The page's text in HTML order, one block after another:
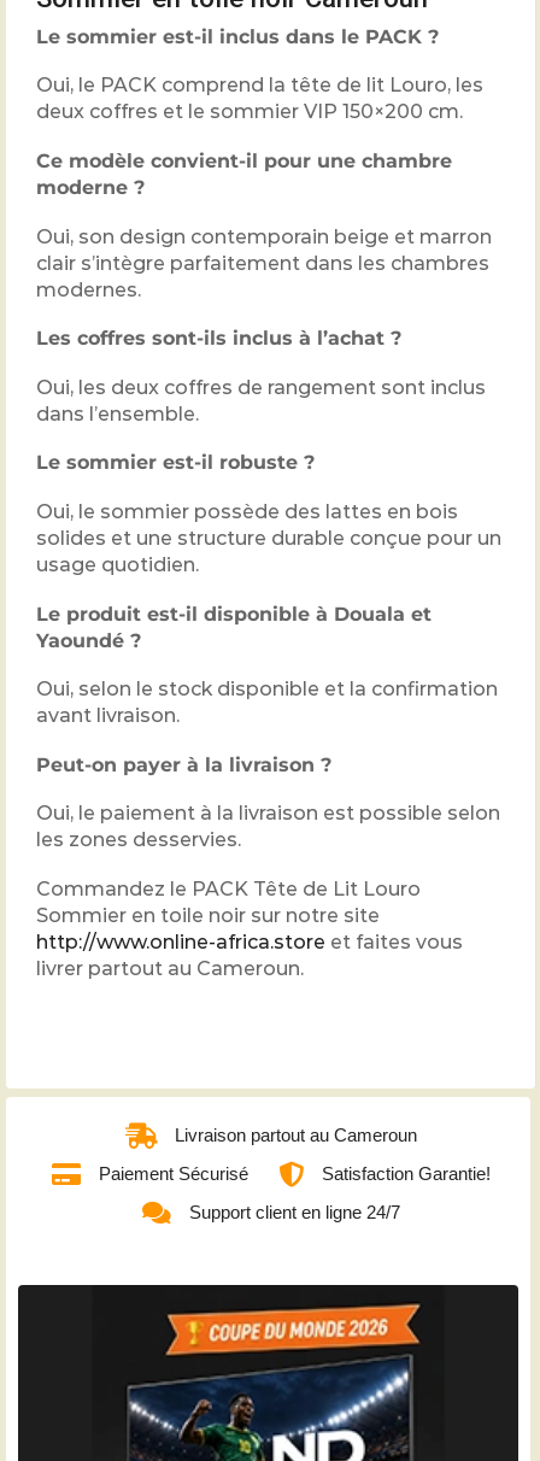
Le sommier est-il inclus dans le PACK ?
Oui, le PACK comprend la tête de lit Louro, les
deux coffres et le sommier VIP 150×200 cm.
Ce modèle convient-il pour une chambre
moderne ?
Oui, son design contemporain beige et marron
clair s’intègre parfaitement dans les chambres
modernes.
Les coffres sont-ils inclus à l’achat ?
Oui, les deux coffres de rangement sont inclus
dans l’ensemble.
Le sommier est-il robuste ?
Oui, le sommier possède des lattes en bois
solides et une structure durable conçue pour un
usage quotidien.
Le produit est-il disponible à Douala et
Yaoundé ?
Oui, selon le stock disponible et la confirmation
avant livraison.
Peut-on payer à la livraison ?
Oui, le paiement à la livraison est possible selon
les zones desservies.
Commandez le PACK Tête de Lit Louro
Sommier en toile noir sur notre site
http://www.online-africa.store et faites vous
livrer partout au Cameroun.
Livraison partout au Cameroun
Paiement Sécurisé
Satisfaction Garantie!
Support client en ligne 24/7